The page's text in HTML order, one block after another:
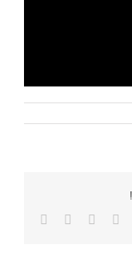
Facebook
Twitter
LinkedIn